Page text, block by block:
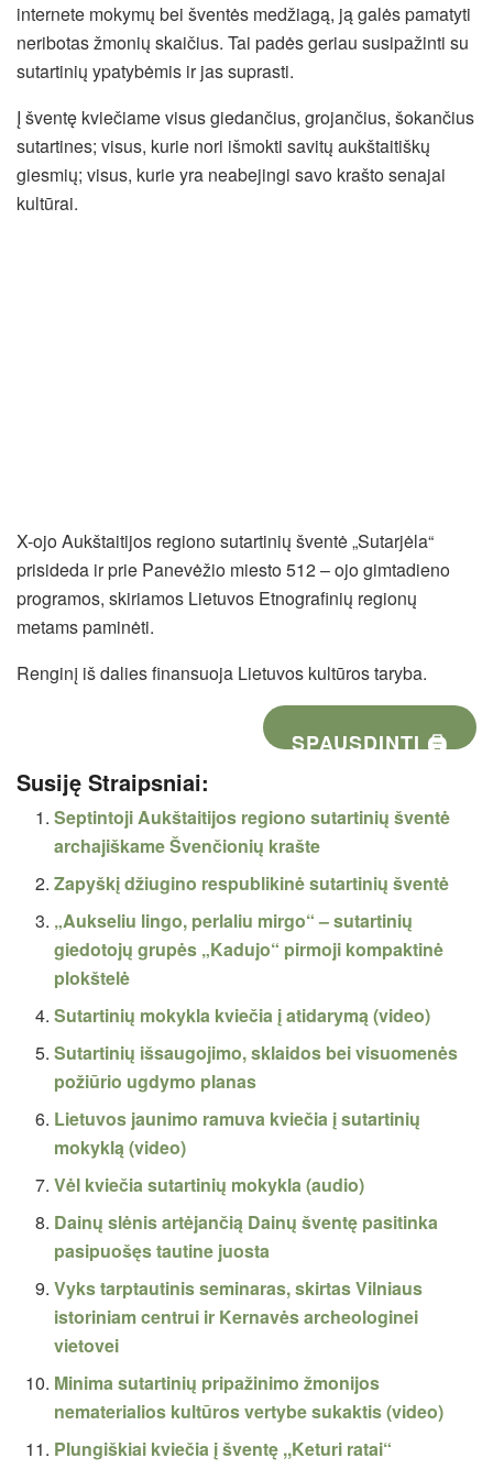
internete mokymų bei šventės medžiagą, ją galės pamatyti
neribotas žmonių skaičius. Tai padės geriau susipažinti su
sutartinių ypatybėmis ir jas suprasti.
Į šventę kviečiame visus giedančius, grojančius, šokančius
sutartines; visus, kurie nori išmokti savitų aukštaitiškų
giesmių; visus, kurie yra neabejingi savo krašto senajai
kultūrai.
X-ojo Aukštaitijos regiono sutartinių šventė „Sutarjėla“
prisideda ir prie Panevėžio miesto 512 – ojo gimtadieno
programos, skiriamos Lietuvos Etnografinių regionų
metams paminėti.
Renginį iš dalies finansuoja Lietuvos kultūros taryba.
SPAUSDINTI 🖨
Susiję Straipsniai:
Septintoji Aukštaitijos regiono sutartinių šventė
archajiškame Švenčionių krašte
Zapyškį džiugino respublikinė sutartinių šventė
„Aukseliu lingo, perlaliu mirgo“ – sutartinių
giedotojų grupės „Kadujo“ pirmoji kompaktinė
plokštelė
Sutartinių mokykla kviečia į atidarymą (video)
Sutartinių išsaugojimo, sklaidos bei visuomenės
požiūrio ugdymo planas
Lietuvos jaunimo ramuva kviečia į sutartinių
mokyklą (video)
Vėl kviečia sutartinių mokykla (audio)
Dainų slėnis artėjančią Dainų šventę pasitinka
pasipuošęs tautine juosta
Vyks tarptautinis seminaras, skirtas Vilniaus
istoriniam centrui ir Kernavės archeologinei
vietovei
Minima sutartinių pripažinimo žmonijos
nematerialios kultūros vertybe sukaktis (video)
Plungiškiai kviečia į šventę ,,Keturi ratai“